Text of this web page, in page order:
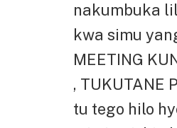
nakumbuka
kwa simu
MEETING
, TUKUTANE
tu tego hilo